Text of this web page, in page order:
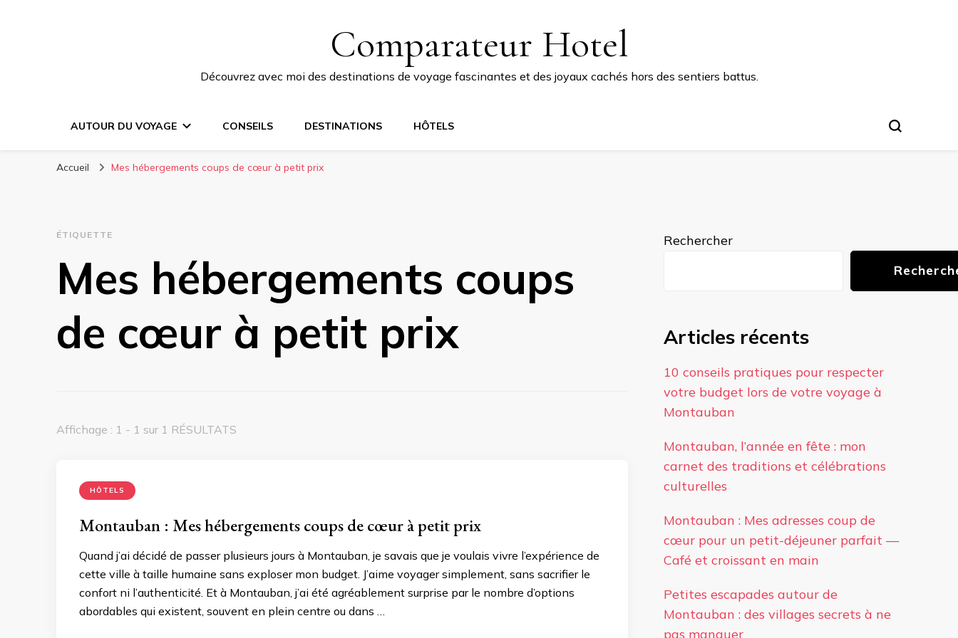
Comparateur Hotel
Découvrez avec moi des destinations de voyage fascinantes et des joyaux cachés hors des sentiers battus.
AUTOUR DU VOYAGE CONSEILS DESTINATIONS HÔTELS
Accueil Mes hébergements coups de cœur à petit prix
ÉTIQUETTE
Mes hébergements coups
de cœur à petit prix
Affichage : 1 - 1 sur 1 RÉSULTATS
HÔTELS
Montauban : Mes hébergements coups de cœur à petit prix
Quand j’ai décidé de passer plusieurs jours à Montauban, je savais que je voulais vivre l’expérience de
cette ville à taille humaine sans exploser mon budget. J’aime voyager simplement, sans sacrifier le
confort ni l’authenticité. Et à Montauban, j’ai été agréablement surprise par le nombre d’options
abordables qui existent, souvent en plein centre ou dans …
Rechercher
Articles récents
10 conseils pratiques pour respecter
votre budget lors de votre voyage à
Montauban
Montauban, l’année en fête : mon
carnet des traditions et célébrations
culturelles
Montauban : Mes adresses coup de
cœur pour un petit-déjeuner parfait —
Café et croissant en main
Petites escapades autour de
Montauban : des villages secrets à ne
pas manquer